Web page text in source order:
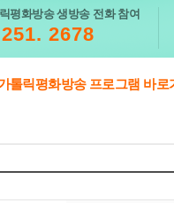
평화방송 생방송 전화 참여
2678
톨릭평화방송 프로그램 바로